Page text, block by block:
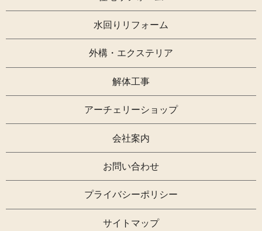
水回りリフォーム
外構・エクステリア
解体工事
アーチェリーショップ
会社案内
お問い合わせ
プライバシーポリシー
サイトマップ